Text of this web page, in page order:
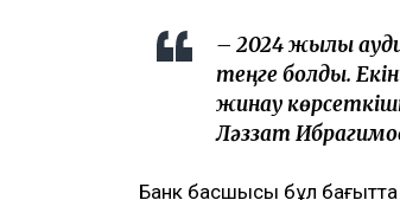
– 2024 жылы
теңге болды.
жинау
Ләззат
Банк басшысы бұл бағытта